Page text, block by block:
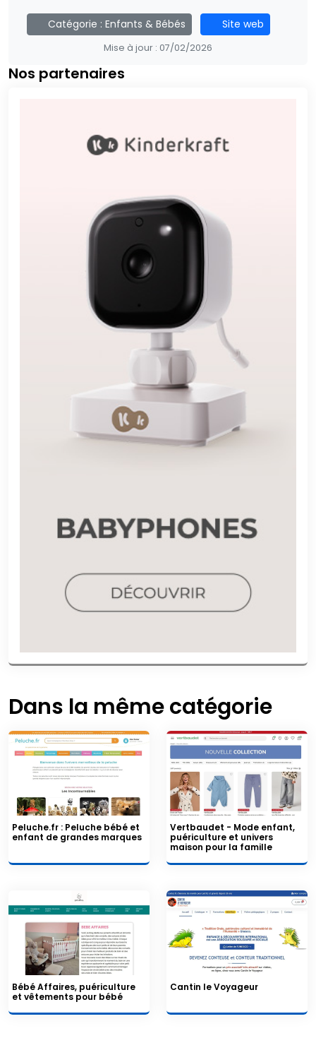
Catégorie : Enfants & Bébés Site web
Mise à jour : 07/02/2026
Nos partenaires
Dans la même catégorie
Peluche.fr : Peluche bébé et
enfant de grandes marques
Vertbaudet - Mode enfant,
puériculture et univers
maison pour la famille
Bébé Affaires, puériculture
et vêtements pour bébé
Cantin le Voyageur